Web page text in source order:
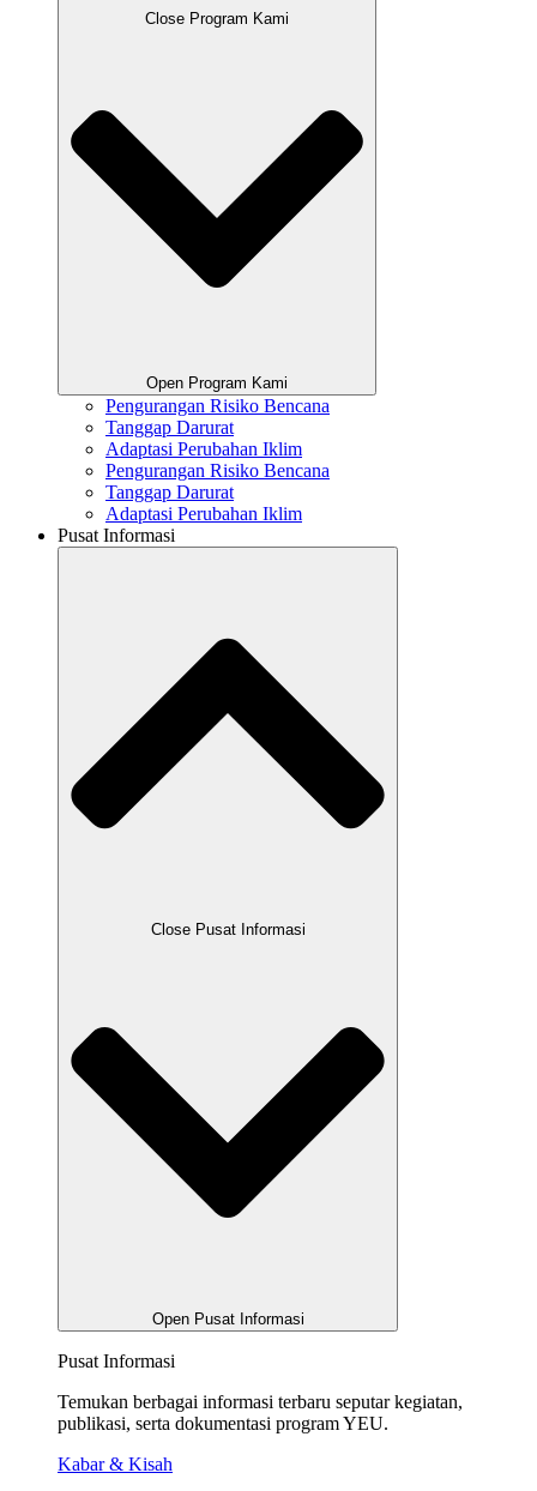
Close Program Kami
Open Program Kami
Pengurangan Risiko Bencana
Tanggap Darurat
Adaptasi Perubahan Iklim
Pengurangan Risiko Bencana
Tanggap Darurat
Adaptasi Perubahan Iklim
Pusat Informasi
Close Pusat Informasi
Open Pusat Informasi
Pusat Informasi
Temukan berbagai informasi terbaru seputar kegiatan,
publikasi, serta dokumentasi program YEU.
Kabar & Kisah